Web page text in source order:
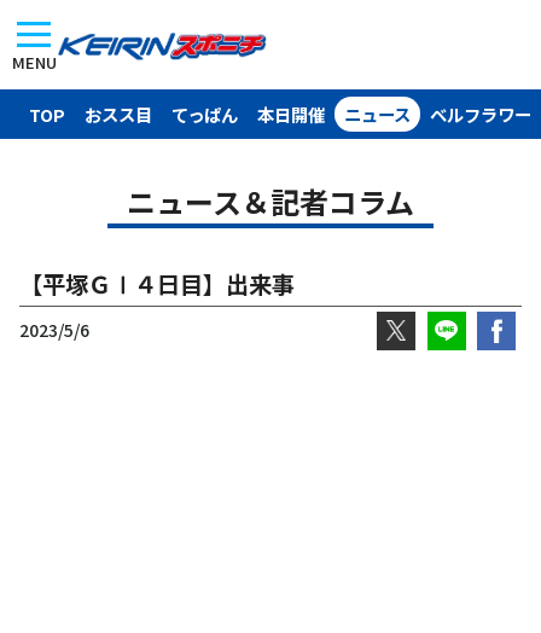
MENU
TOP おスス目 てっぱん 本日開催 ニュース ベルフラワー
ニュース＆記者コラム
【平塚ＧⅠ４日目】出来事
2023/5/6